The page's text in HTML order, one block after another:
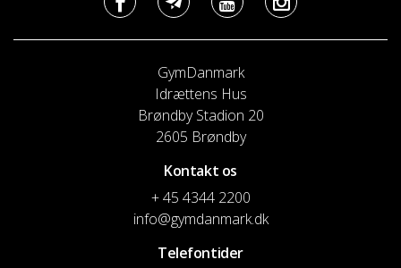
GymDanmark
Idrættens Hus
Brøndby Stadion 20
2605 Brøndby
Kontakt os
+ 45 4344 2200
info@gymdanmark.dk
Telefontider